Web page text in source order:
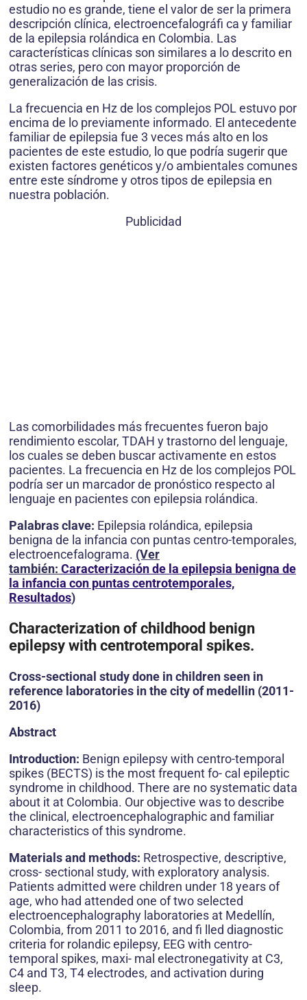
estudio no es grande, tiene el valor de ser la primera
descripción clínica, electroencefalográfi ca y familiar
de la epilepsia rolándica en Colombia. Las
características clínicas son similares a lo descrito en
otras series, pero con mayor proporción de
generalización de las crisis.
La frecuencia en Hz de los complejos POL estuvo por
encima de lo previamente informado. El antecedente
familiar de epilepsia fue 3 veces más alto en los
pacientes de este estudio, lo que podría sugerir que
existen factores genéticos y/o ambientales comunes
entre este síndrome y otros tipos de epilepsia en
nuestra población.
Publicidad
Las comorbilidades más frecuentes fueron bajo
rendimiento escolar, TDAH y trastorno del lenguaje,
los cuales se deben buscar activamente en estos
pacientes. La frecuencia en Hz de los complejos POL
podría ser un marcador de pronóstico respecto al
lenguaje en pacientes con epilepsia rolándica.
Palabras clave: Epilepsia rolándica, epilepsia
benigna de la infancia con puntas centro-temporales,
electroencefalograma. (Ver
también: Caracterización de la epilepsia benigna de
la infancia con puntas centrotemporales,
Resultados)
Characterization of childhood benign
epilepsy with centrotemporal spikes.
Cross-sectional study done in children seen in
reference laboratories in the city of medellin (2011-
2016)
Abstract
Introduction: Benign epilepsy with centro-temporal
spikes (BECTS) is the most frequent fo- cal epileptic
syndrome in childhood. There are no systematic data
about it at Colombia. Our objective was to describe
the clinical, electroencephalographic and familiar
characteristics of this syndrome.
Materials and methods: Retrospective, descriptive,
cross- sectional study, with exploratory analysis.
Patients admitted were children under 18 years of
age, who had attended one of two selected
electroencephalography laboratories at Medellín,
Colombia, from 2011 to 2016, and fi lled diagnostic
criteria for rolandic epilepsy, EEG with centro-
temporal spikes, maxi- mal electronegativity at C3,
C4 and T3, T4 electrodes, and activation during
sleep.